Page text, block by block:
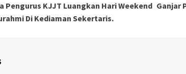
Pengurus KJJT Luangkan Hari Weekend
Di Kediaman Sekertaris.
Ganjar